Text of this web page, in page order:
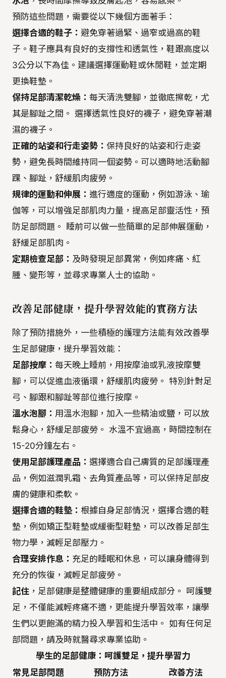
預防這些問題，需要從以下幾個方面著手：
選擇合適的鞋子： 避免穿著過緊、過窄或過高的鞋
子。鞋子應具有良好的支撐性和透氣性，鞋跟高度以
3公分以下為佳。建議選擇運動鞋或休閒鞋，並定期
更換鞋墊。
保持足部清潔乾燥： 每天清洗雙腳，並徹底擦乾，尤
其是腳趾之間。 選擇透氣性良好的襪子，避免穿著潮
濕的襪子。
正確的站姿和行走姿勢： 保持良好的站姿和行走姿
勢，避免長時間維持同一個姿勢。可以適時地活動腳
踝、腳趾，舒緩肌肉疲勞。
規律的運動和伸展： 進行適度的運動，例如游泳、瑜
伽等，可以增強足部肌肉力量，提高足部靈活性，預
防足部問題。 睡前可以做一些簡單的足部伸展運動，
舒緩足部肌肉。
定期檢查足部： 及時發現足部異常，例如疼痛、紅
腫、變形等，並尋求專業人士的協助。
改善足部健康，提升學習效能的實務方法
除了預防措施外，一些積極的護理方法能有效改善學
生足部健康，提升學習效能：
足部按摩： 每天晚上睡前，用按摩油或乳液按摩雙
腳，可以促進血液循環，舒緩肌肉疲勞。 特別針對足
弓、腳跟和腳趾等部位進行按摩。
溫水泡腳： 用溫水泡腳，加入一些精油或鹽，可以放
鬆身心，舒緩足部疲勞。 水溫不宜過高，時間控制在
15-20分鐘左右。
使用足部護理產品： 選擇適合自己膚質的足部護理產
品，例如滋潤乳霜、去角質產品等，可以保持足部皮
膚的健康和柔軟。
選擇合適的鞋墊： 根據自身足部情況，選擇合適的鞋
墊，例如矯正型鞋墊或緩衝型鞋墊，可以改善足部生
物力學，減輕足部壓力。
合理安排作息： 充足的睡眠和休息，可以讓身體得到
充分的恢復，減輕足部疲勞。
記住 ，足部健康是整體健康的重要組成部分。 呵護雙
足，不僅能減輕疼痛不適，更能提升學習效率，讓學
生們以更飽滿的精力投入學習和生活中。 如有任何足
部問題，請及時就醫尋求專業協助。
學生的足部健康：呵護雙足，提升學習力
常見足部問題
預防方法 改善方法